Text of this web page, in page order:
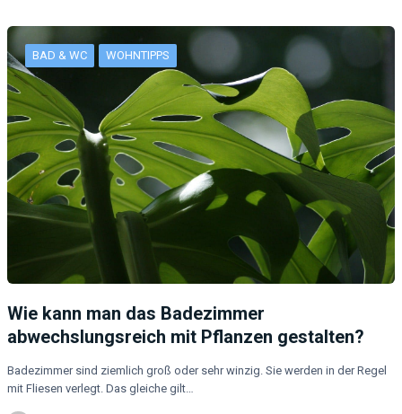
BAD & WC WOHNTIPPS
Wie kann man das Badezimmer
abwechslungsreich mit Pflanzen gestalten?
Badezimmer sind ziemlich groß oder sehr winzig. Sie werden in der Regel
mit Fliesen verlegt. Das gleiche gilt…